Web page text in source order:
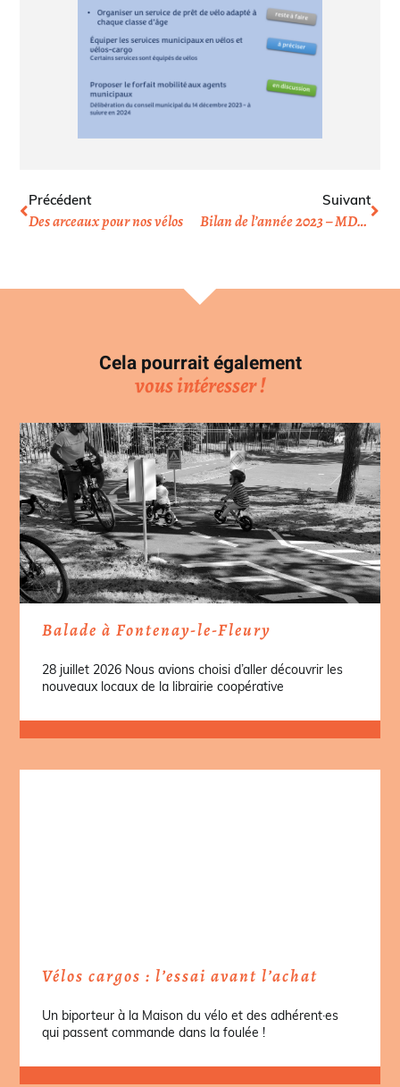
Précédent
Des arceaux pour nos vélos
Suivant
Bilan de l’année 2023 – MDB Colombes
Cela pourrait également
vous intéresser !
Balade à Fontenay-le-Fleury
28 juillet 2026 Nous avions choisi d’aller découvrir les
nouveaux locaux de la librairie coopérative
Vélos cargos : l’essai avant l’achat
Un biporteur à la Maison du vélo et des adhérent·es
qui passent commande dans la foulée !